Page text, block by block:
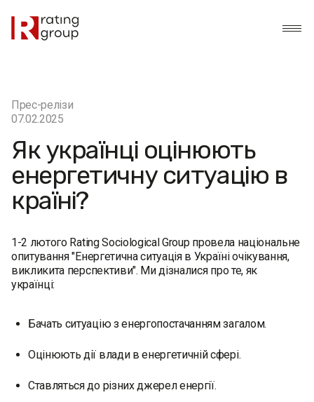
Прес-релізи
07.02.2025
Як українці оцінюють
енергетичну ситуацію в
країні?
1-2 лютого Rating Sociological Group провела національне
опитування "Енергетична ситуація в Україні очікування,
викликита перспективи". Ми дізналися про те, як
українці:
Бачать ситуацію з енергопостачанням загалом.
Оцінюють дії влади в енергетичній сфері.
Ставляться до різних джерел енергії.